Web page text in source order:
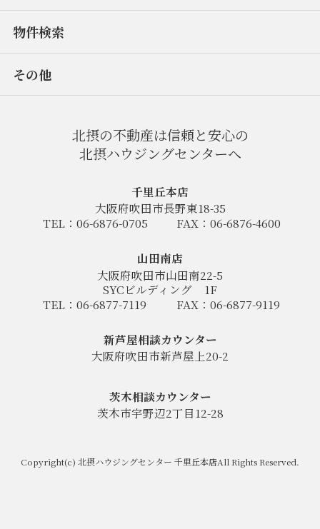
物件検索
その他
北摂の不動産は信頼と安心の
北摂ハウジングセンターへ
千里丘本店
大阪府吹田市長野東18-35
TEL：06-6876-0705
FAX：06-6876-4600
山田南店
大阪府吹田市山田南22-5
SYCビルディング
1F
TEL：06-6877-7119
FAX：06-6877-9119
新芦屋相談カウンター
大阪府吹田市新芦屋上20-2
茨木相談カウンター
茨木市宇野辺2丁目12-28
Copyright(c) 北摂ハウジングセンター 千里丘本店All Rights Reserved.